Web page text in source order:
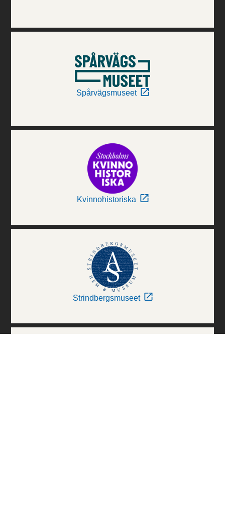
Spårvägsmuseet
Kvinnohistoriska
Strindbergsmuseet